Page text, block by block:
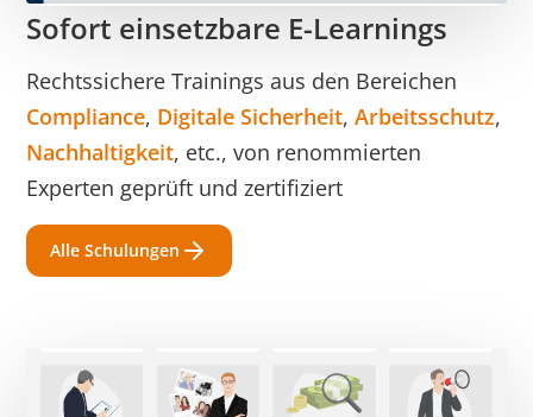
Sofort einsetzbare E-Learnings
Rechtssichere Trainings aus den Bereichen
Compliance, Digitale Sicherheit,Arbeitsschutz,
Nachhaltigkeit, etc., von renommierten
Experten geprüft und zertifiziert
Alle Schulungen